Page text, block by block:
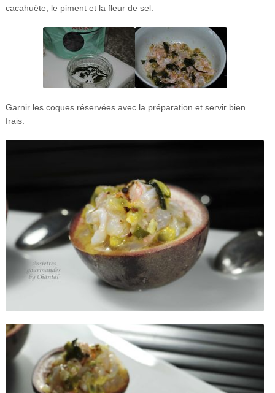
cacahuète, le piment et la fleur de sel.
Garnir les coques réservées avec la préparation et servir bien
frais.